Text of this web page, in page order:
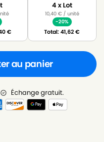
€
4 x Lot
10,40 €/ unité
-20%
Total:41,62€
au panier
Échange gratuit.